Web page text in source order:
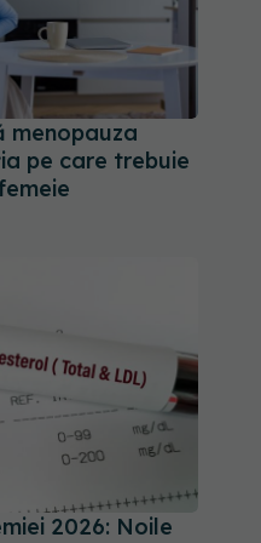
menopauza
pe care trebuie
2026: Noile